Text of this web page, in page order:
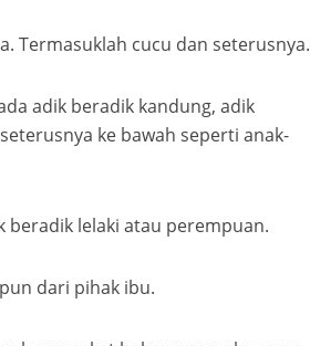
Termasuklah cucu dan seterusnya.
adik beradik kandung, adik
ke bawah seperti anak-
beradik lelaki atau perempuan.
dari pihak ibu.